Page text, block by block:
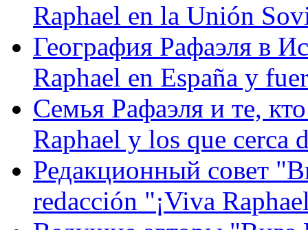
Raphael en la Unión
География Рафаэля в
Raphael en España y
Семья Рафаэля и те,
Raphael y los que cerca
Редакционный совет
redacción "¡Viva